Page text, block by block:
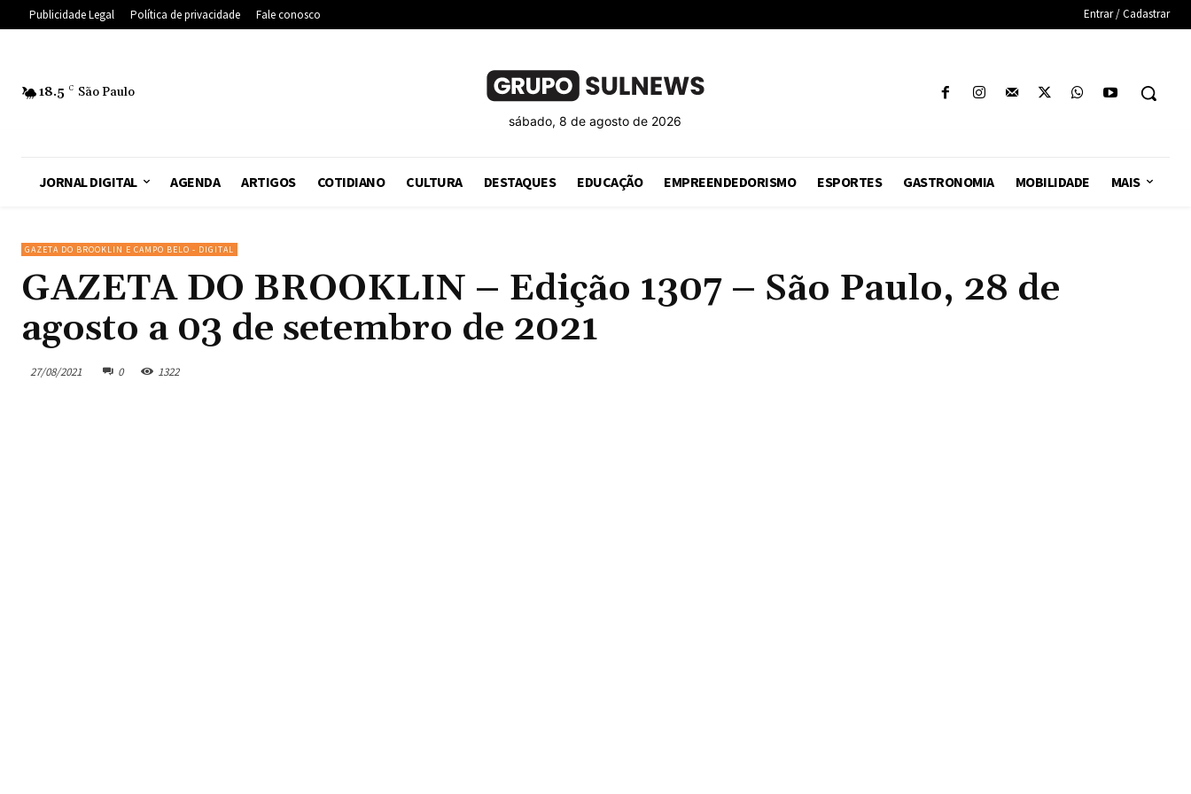
Publicidade Legal Política de privacidade Fale conosco Entrar / Cadastrar
18.5 C São Paulo
sábado, 8 de agosto de 2026
JORNAL DIGITAL AGENDA ARTIGOS COTIDIANO CULTURA DESTAQUES EDUCAÇÃO EMPREENDEDORISMO ESPORTES GASTRONOMIA MOBILIDADE MAIS
GAZETA DO BROOKLIN E CAMPO BELO - DIGITAL
GAZETA DO BROOKLIN – Edição 1307 – São Paulo, 28 de
agosto a 03 de setembro de 2021
27/08/2021 0 1322